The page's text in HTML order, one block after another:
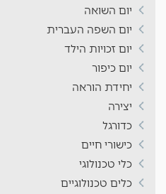
יום השואה
יום השפה העברית
יום זכויות הילד
יום כיפור
יחידת הוראה
יצירה
כדורגל
כישורי חיים
כלי טכנולוגי
כלים טכנולוגיים